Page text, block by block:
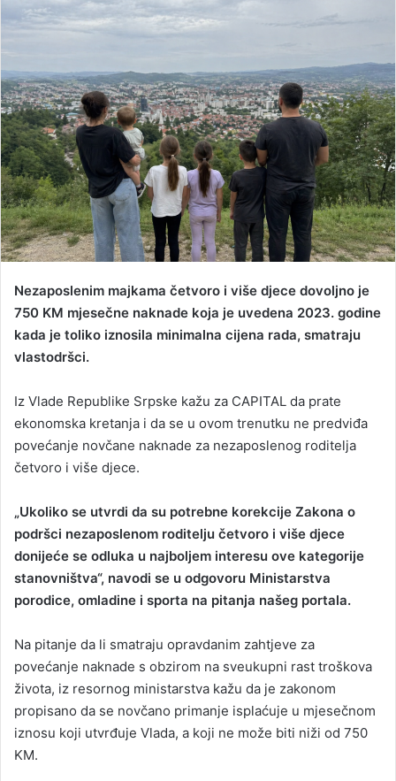
m
a
i
Nezaposlenim majkama četvoro i više djece dovoljno je
750 KM mjesečne naknade koja je uvedena 2023. godine
kada je toliko iznosila minimalna cijena rada, smatraju
vlastodršci.
Iz Vlade Republike Srpske kažu za CAPITAL da prate
ekonomska kretanja i da se u ovom trenutku ne predviđa
povećanje novčane naknade za nezaposlenog roditelja
četvoro i više djece.
„Ukoliko se utvrdi da su potrebne korekcije Zakona o
podršci nezaposlenom roditelju četvoro i više djece
donijeće se odluka u najboljem interesu ove kategorije
stanovništva“, navodi se u odgovoru Ministarstva
porodice, omladine i sporta na pitanja našeg portala.
Na pitanje da li smatraju opravdanim zahtjeve za
povećanje naknade s obzirom na sveukupni rast troškova
života, iz resornog ministarstva kažu da je zakonom
propisano da se novčano primanje isplaćuje u mjesečnom
iznosu koji utvrđuje Vlada, a koji ne može biti niži od 750
KM.